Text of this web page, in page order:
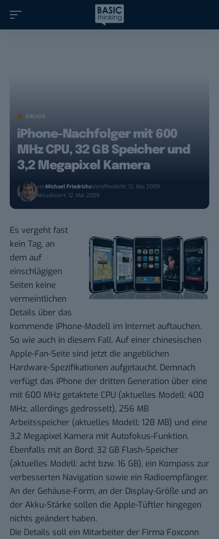
ARCHIV
iPhone-Nachfolger mit 600
MHz CPU, 32 GB Speicher und
3,2 Megapixel Kamera
vonMichael FriedrichsVeröffentlicht: 12. Mai 2009
Aktualisiert: 12. Mai 2009
Es vergeht fast
kein Tag, an
dem auf
einschlägigen
Seiten keine
vermeintlichen
Details über das
kommende iPhone-Modell im Internet auftauchen.
So wie auch in diesem Fall. Auf einer chinesischen
Apple-Fan-Seite sind jetzt die angeblichen
Hardware-Spezifikationen aufgetaucht. Demnach
verfügt das iPhone der dritten Generation über eine
mit 600 MHz getaktete CPU (aktuelles Modell: 400
MHz, allerdings gedrosselt), 256 MB
Arbeitsspeicher (aktuelles Modell: 128 MB) und eine
3,2 Megapixel Kamera mit Autofokus-Funktion.
Ebenfalls mit an Bord: 32 GB Flash-Speicher
(aktuelles Modell: acht bzw. 16 GB), ein Kompass zur
verbesserten Navigation sowie ein Radioempfänger.
An der Gehäuse-Form, an der Display-Größe und an
der Akku-Stärke sollen die Apple-Tüftler hingegen
nichts geändert haben.
Die Details soll ein Mitarbeiter der Firma Foxconn